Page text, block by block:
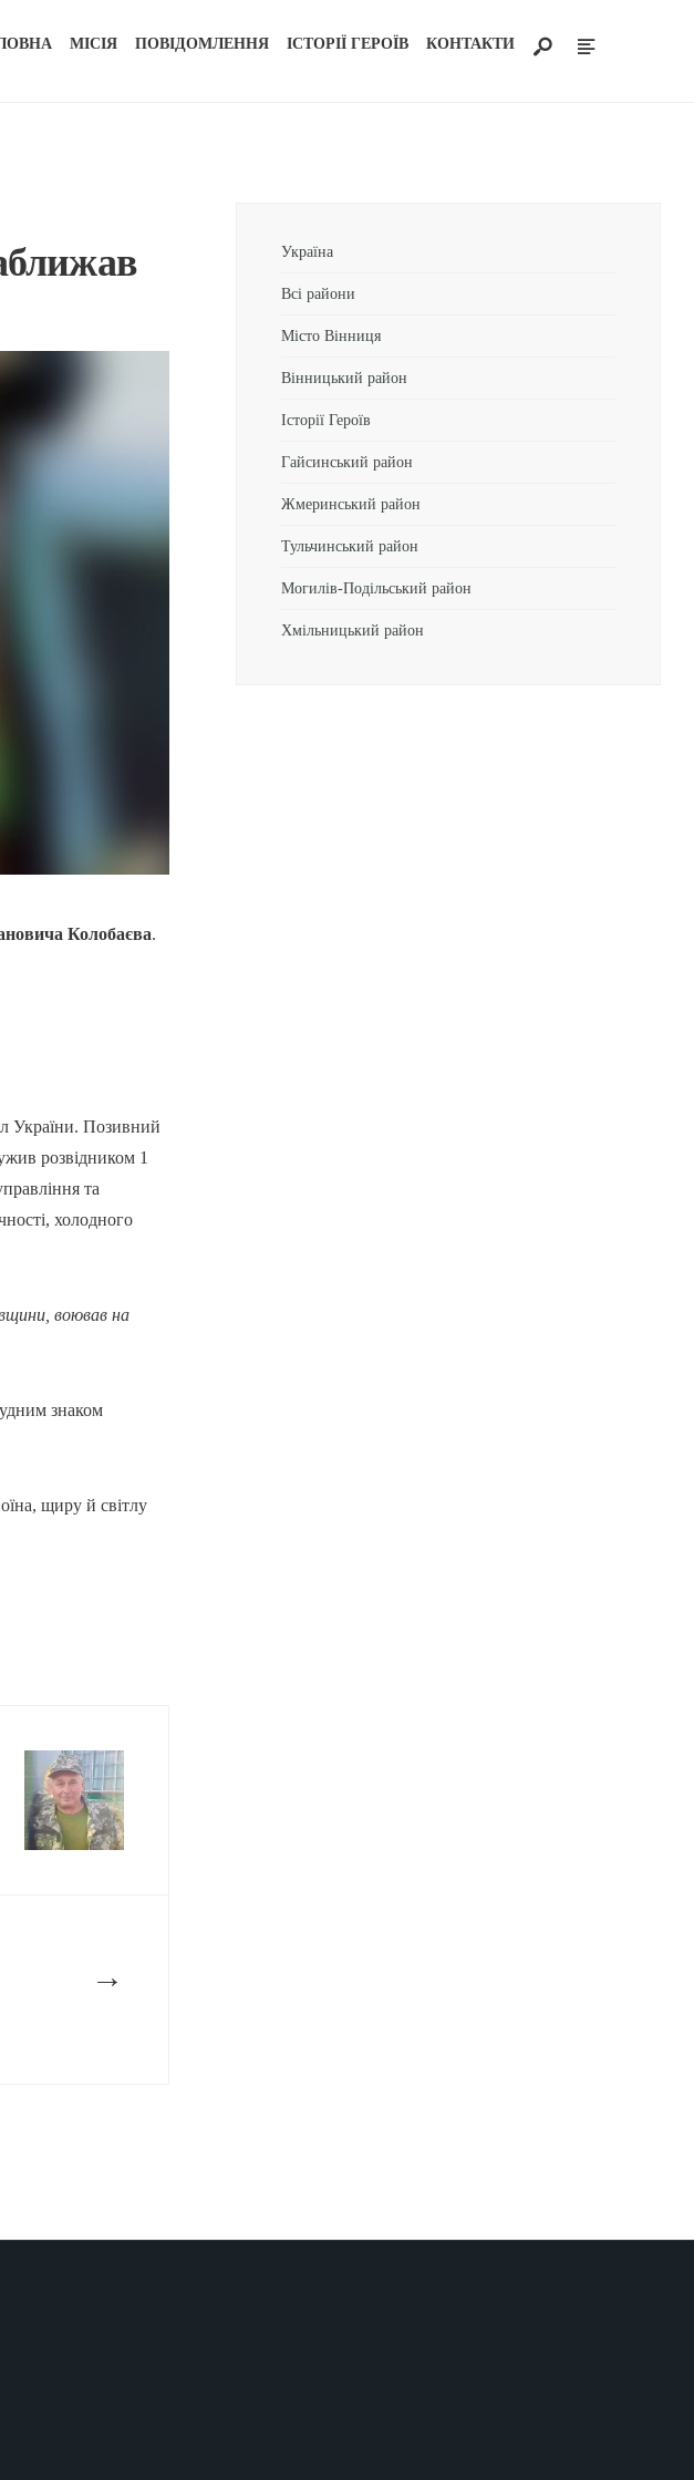
МІСІЯ ПОВІДОМЛЕННЯ ІСТОРІЇ ГЕРОЇВ КОНТАКТИ
Колобаєва.
України. Позивний
розвідником 1
та
холодного
воював на
знаком
щиру й світлу
→
Україна
Всі райони
Місто Вінниця
Вінницький район
Історії Героїв
Гайсинський район
Жмеринський район
Тульчинський район
Могилів-Подільський район
Хмільницький район